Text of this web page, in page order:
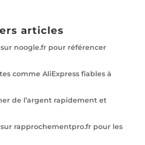
articles
noogle.fr pour référencer
comme AliExpress fiables à
de l’argent rapidement et
rapprochementpro.fr pour les